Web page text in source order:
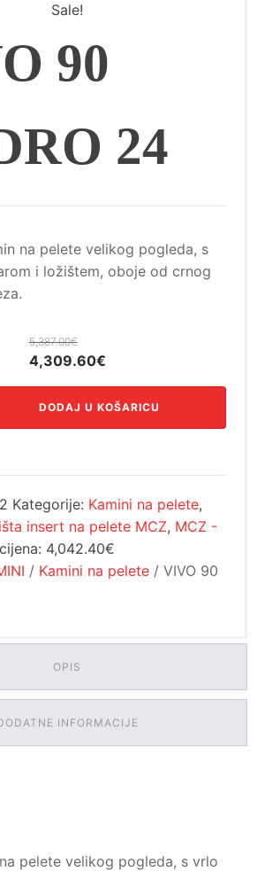
Sale!
90
24
na pelete velikog pogleda, s
i ložištem, oboje od crnog
5,387.00€
Izvorna
cijena
bila
je:
4,309.60€Trenutna
cijena
je:
4,309.60€.
DODAJ U KOŠARICU
Kategorije: Kamini na pelete,
insert na pelete MCZ, MCZ -
4,042.40€
/ Kamini na pelete / VIVO 90
OPIS
INFORMACIJE
pelete velikog pogleda, s vrlo